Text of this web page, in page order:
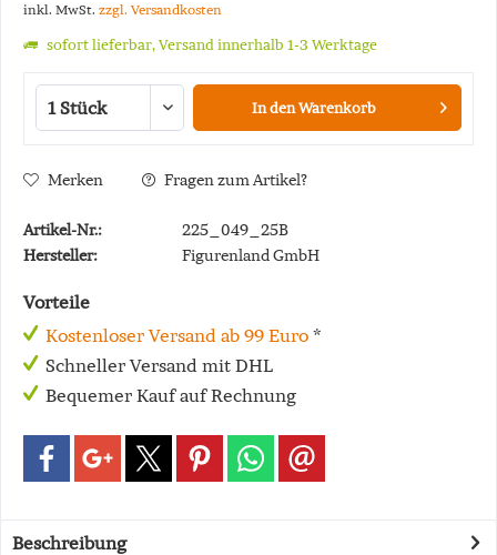
inkl. MwSt. zzgl. Versandkosten
sofort lieferbar, Versand innerhalb 1-3 Werktage
In denWarenkorb
Merken Fragen zum Artikel?
Artikel-Nr.:
225_049_25B
Hersteller:
Figurenland GmbH
Vorteile
Kostenloser Versand ab 99 Euro *
Schneller Versand mit DHL
Bequemer Kauf auf Rechnung
Beschreibung